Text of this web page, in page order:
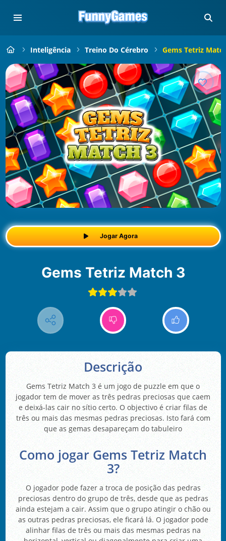
Inteligência Treino Do Cérebro Gems Tetriz
Jogar Agora
Gems Tetriz Match 3
Descrição
Gems Tetriz Match 3 é um jogo de puzzle em que o
jogador tem de mover as três pedras preciosas que caem
e deixá-las cair no sítio certo. O objectivo é criar filas de
três ou mais das mesmas pedras preciosas. Isto fará com
que as gemas desapareçam do tabuleiro
Como jogar Gems Tetriz Match
3?
O jogador pode fazer a troca de posição das pedras
preciosas dentro do grupo de três, desde que as pedras
ainda estejam a cair. Assim que o grupo atingir o chão ou
as outras pedras preciosas, ele ficará lá. O jogador pode
alinhar filas de três ou mais das mesmas pedras na